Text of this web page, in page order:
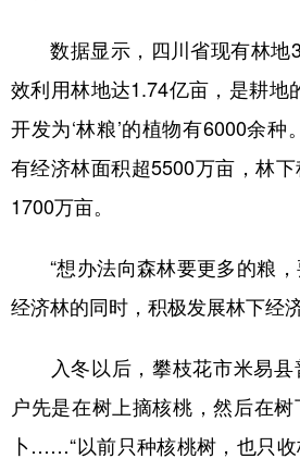
数据显示，四川省现有林地
效利用林地达1.74亿亩，是耕地
开发为‘林粮’的植物有6000余种
有经济林面积超5500万亩，林
1700万亩。
“想办法向森林要更多的粮，
经济林的同时，积极发展林下经
入冬以后，攀枝花市米易县
户先是在树上摘核桃，然后在
卜……“以前只种核桃树，也只